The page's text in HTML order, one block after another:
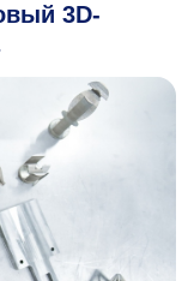
3D-